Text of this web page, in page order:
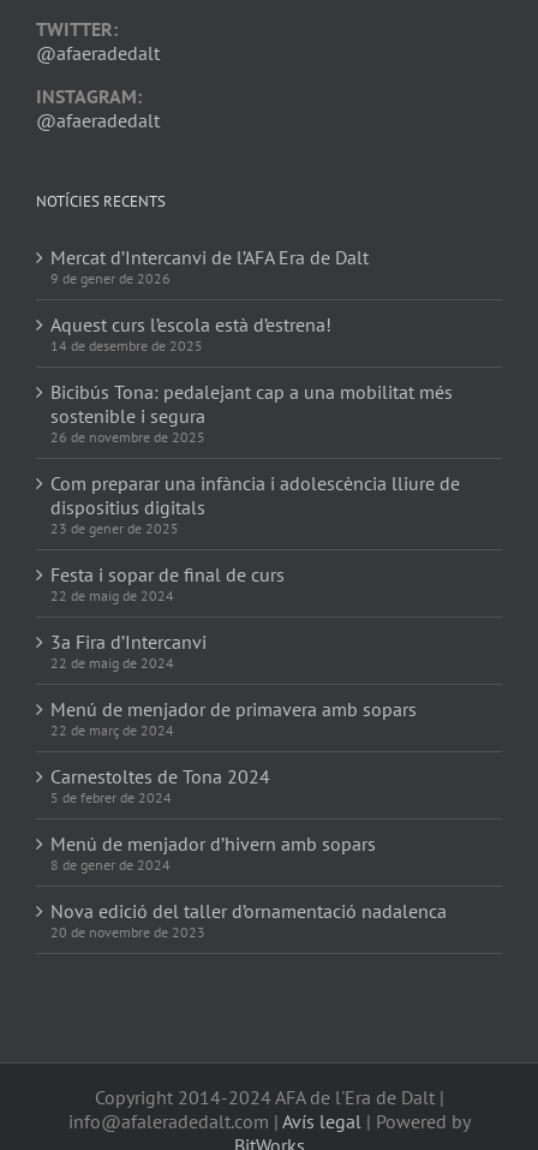
TWITTER:
@afaeradedalt
INSTAGRAM:
@afaeradedalt
NOTÍCIES RECENTS
Mercat d’Intercanvi de l’AFA Era de Dalt
9 de gener de 2026
Aquest curs l’escola està d’estrena!
14 de desembre de 2025
Bicibús Tona: pedalejant cap a una mobilitat més
sostenible i segura
26 de novembre de 2025
Com preparar una infància i adolescència lliure de
dispositius digitals
23 de gener de 2025
Festa i sopar de final de curs
22 de maig de 2024
3a Fira d’Intercanvi
22 de maig de 2024
Menú de menjador de primavera amb sopars
22 de març de 2024
Carnestoltes de Tona 2024
5 de febrer de 2024
Menú de menjador d’hivern amb sopars
8 de gener de 2024
Nova edició del taller d’ornamentació nadalenca
20 de novembre de 2023
Copyright 2014-2024 AFA de l'Era de Dalt |
info@afaleradedalt.com | Avís legal| Powered by